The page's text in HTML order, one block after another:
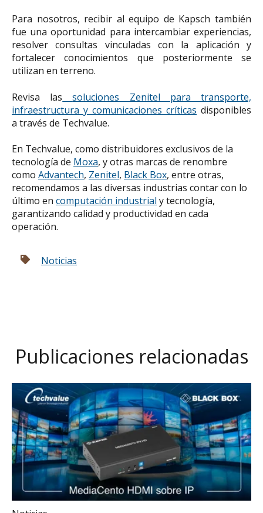
Para nosotros, recibir al equipo de Kapsch también
fue una oportunidad para intercambiar experiencias,
resolver consultas vinculadas con la aplicación y
fortalecer conocimientos que posteriormente se
utilizan en terreno.
Revisa las
soluciones Zenitel para transporte,
infraestructura y comunicaciones críticas disponibles
a través de Techvalue.
En Techvalue, como distribuidores exclusivos de la
tecnología de Moxa, y otras marcas de renombre
como Advantech, Zenitel, Black Box, entre otras,
recomendamos a las diversas industrias contar con lo
último en computación industrial y tecnología,
garantizando calidad y productividad en cada
operación.
Noticias
Publicaciones relacionadas